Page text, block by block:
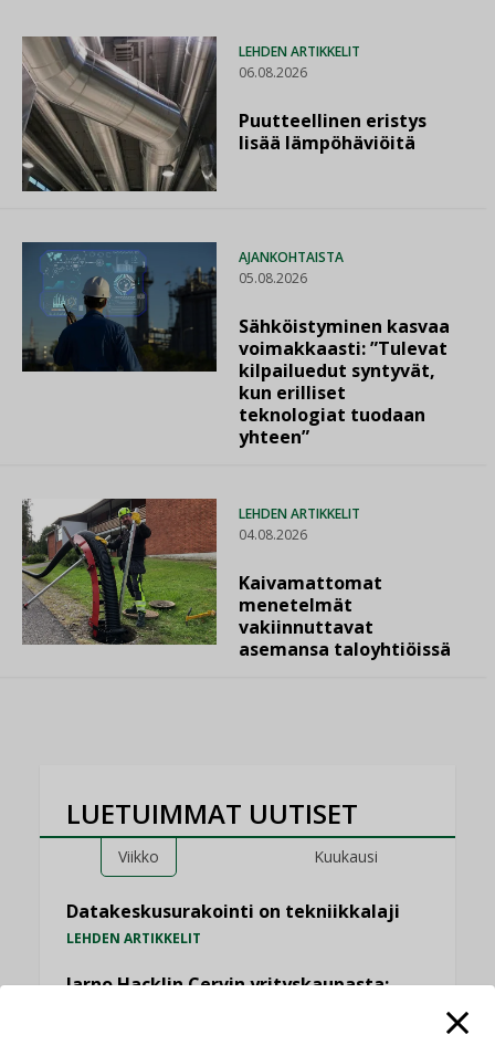
LEHDEN ARTIKKELIT
06.08.2026
Puutteellinen eristys
lisää lämpöhäviöitä
AJANKOHTAISTA
05.08.2026
Sähköistyminen kasvaa
voimakkaasti: ”Tulevat
kilpailuedut syntyvät,
kun erilliset
teknologiat tuodaan
yhteen”
LEHDEN ARTIKKELIT
04.08.2026
Kaivamattomat
menetelmät
vakiinnuttavat
asemansa taloyhtiöissä
LUETUIMMAT UUTISET
Viikko Kuukausi
Datakeskusurakointi on tekniikkalaji
LEHDEN ARTIKKELIT
Jarno Hacklin Cervin yrityskaupasta: